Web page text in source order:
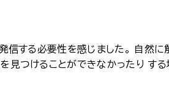
する必要性を感じました。 自然に
見つけることができなかったり する